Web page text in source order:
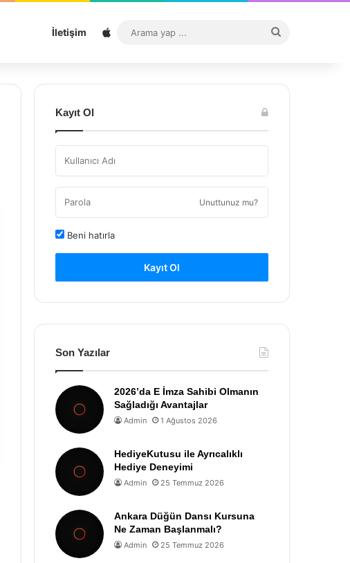
İletişim Sitemap
...
Kayıt Ol
Unuttunuz mu?
Beni hatırla
Kayıt Ol
Son Yazılar
2026’da E İmza Sahibi Olmanın
Sağladığı Avantajlar
Admin 1 Ağustos 2026
HediyeKutusu ile Ayrıcalıklı
Hediye Deneyimi
Admin 25 Temmuz 2026
Ankara Düğün Dansı Kursuna
Ne Zaman Başlanmalı?
Admin 25 Temmuz 2026